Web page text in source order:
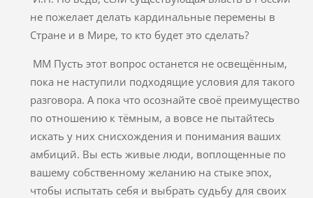
не пожелает делать кардинальные перемены в
Стране и в Мире, то кто будет это сделать?
ММ Пусть этот вопрос останется не освещённым,
пока не наступили подходящие условия для такого
разговора. А пока что осознайте своё преимущество
по отношению к тёмным, а вовсе не пытайтесь
искать у них снисхождения и понимания ваших
амбиций. Вы есть живые люди, воплощенные по
вашему собственному желанию на стыке эпох,
чтобы испытать себя и выбрать судьбу для своих